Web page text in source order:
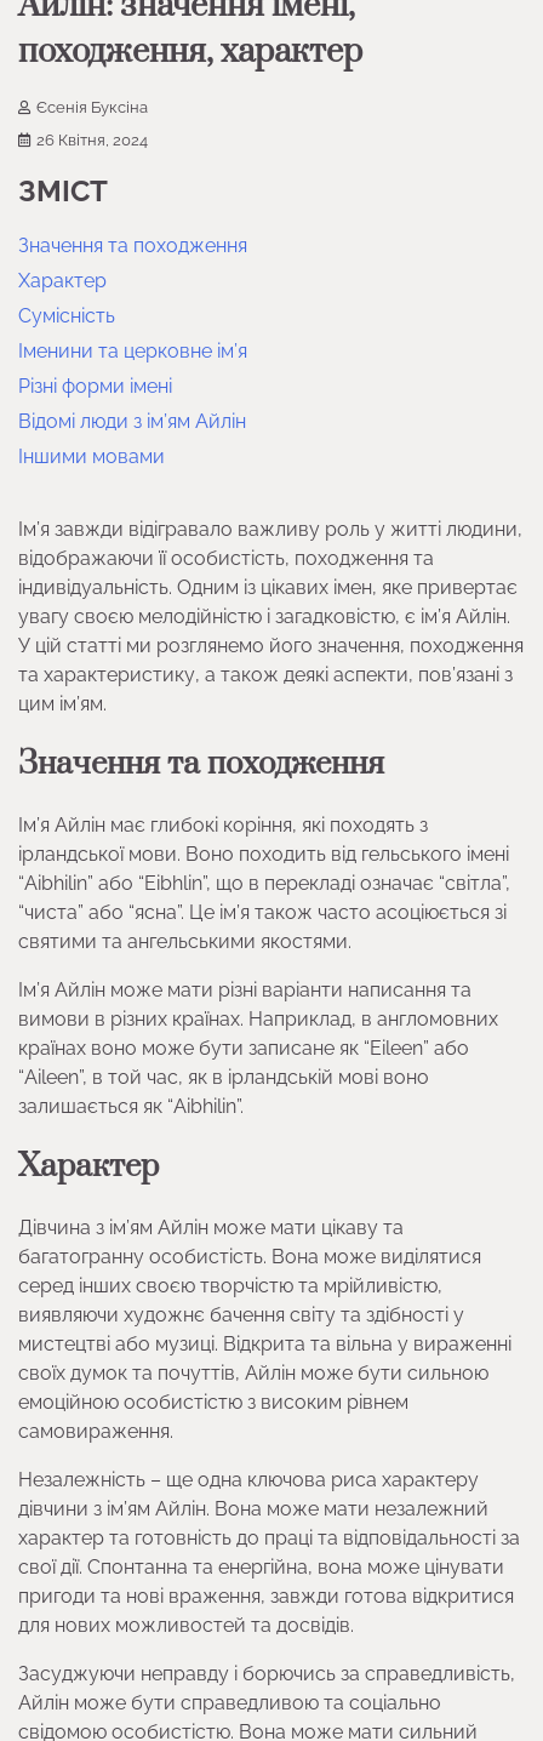
походження, характер
Єсенія Буксіна
26 Квітня, 2024
ЗМІСТ
Значення та походження
Характер
Сумісність
Іменини та церковне ім’я
Різні форми імені
Відомі люди з ім’ям Айлін
Іншими мовами
Ім’я завжди відігравало важливу роль у житті людини,
відображаючи її особистість, походження та
індивідуальність. Одним із цікавих імен, яке привертає
увагу своєю мелодійністю і загадковістю, є ім’я Айлін.
У цій статті ми розглянемо його значення, походження
та характеристику, а також деякі аспекти, пов’язані з
цим ім’ям.
Значення та походження
Ім’я Айлін має глибокі коріння, які походять з
ірландської мови. Воно походить від гельського імені
“Aibhilin” або “Eibhlin”, що в перекладі означає “світла”,
“чиста” або “ясна”. Це ім’я також часто асоціюється зі
святими та ангельськими якостями.
Ім’я Айлін може мати різні варіанти написання та
вимови в різних країнах. Наприклад, в англомовних
країнах воно може бути записане як “Eileen” або
“Aileen”, в той час, як в ірландській мові воно
залишається як “Aibhilin”.
Характер
Дівчина з ім’ям Айлін може мати цікаву та
багатогранну особистість. Вона може виділятися
серед інших своєю творчістю та мрійливістю,
виявляючи художнє бачення світу та здібності у
мистецтві або музиці. Відкрита та вільна у вираженні
своїх думок та почуттів, Айлін може бути сильною
емоційною особистістю з високим рівнем
самовираження.
Незалежність – ще одна ключова риса характеру
дівчини з ім’ям Айлін. Вона може мати незалежний
характер та готовність до праці та відповідальності за
свої дії. Спонтанна та енергійна, вона може цінувати
пригоди та нові враження, завжди готова відкритися
для нових можливостей та досвідів.
Засуджуючи неправду і борючись за справедливість,
Айлін може бути справедливою та соціально
свідомою особистістю. Вона може мати сильний